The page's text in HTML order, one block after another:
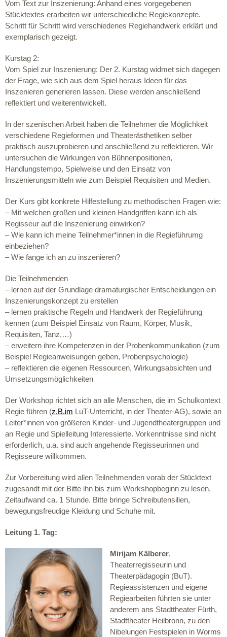
Vom Text zur Inszenierung: Anhand eines vorgegebenen
Stücktextes erarbeiten wir unterschiedliche Regiekonzepte.
Schritt für Schritt wird verschiedenes Regiehandwerk erklärt und
exemplarisch gezeigt.
Kurstag 2:
Vom Spiel zur Inszenierung: Der 2. Kurstag widmet sich dagegen
der Frage, wie sich aus dem Spiel heraus Ideen für das
Inszenieren generieren lassen. Diese werden anschließend
reflektiert und weiterentwickelt.
In der szenischen Arbeit haben die Teilnehmer die Möglichkeit
verschiedene Regieformen und Theaterästhetiken selber
praktisch auszuprobieren und anschließend zu reflektieren. Wir
untersuchen die Wirkungen von Bühnenpositionen,
Handlungstempo, Spielweise und den Einsatz von
Inszenierungsmitteln wie zum Beispiel Requisiten und Medien.
Der Kurs gibt konkrete Hilfestellung zu methodischen Fragen wie:
– Mit welchen großen und kleinen Handgriffen kann ich als
Regisseur auf die Inszenierung einwirken?
– Wie kann ich meine Teilnehmer*innen in die Regieführumg
einbeziehen?
– Wie fange ich an zu inszenieren?
Die Teilnehmenden
– lernen auf der Grundlage dramaturgischer Entscheidungen ein
Inszenierungskonzept zu erstellen
– lernen praktische Regeln und Handwerk der Regieführung
kennen (zum Beispiel Einsatz von Raum, Körper, Musik,
Requisiten, Tanz,…)
– erweitern ihre Kompetenzen in der Probenkommunikation (zum
Beispiel Regieanweisungen geben, Probenpsychologie)
– reflektieren die eigenen Ressourcen, Wirkungsabsichten und
Umsetzungsmöglichkeiten
Der Workshop richtet sich an alle Menschen, die im Schulkontext
Regie führen (z.B.im LuT-Unterricht, in der Theater-AG), sowie an
Leiter*innen von größeren Kinder- und Jugendtheatergruppen und
an Regie und Spielleitung Interessierte. Vorkenntnisse sind nicht
erforderlich, u.a. sind auch angehende Regisseurinnen und
Regisseure willkommen.
Zur Vorbereitung wird allen Teilnehmenden vorab der Stücktext
zugesandt mit der Bitte ihn bis zum Workshopbeginn zu lesen,
Zeitaufwand ca. 1 Stunde. Bitte bringe Schreibutensilien,
bewegungsfreudige Kleidung und Schuhe mit.
Leitung 1. Tag:
Mirijam Kälberer,
Theaterregisseurin und
Theaterpädagogin (BuT).
Regieassistenzen und eigene
Regiearbeiten führten sie unter
anderem ans Stadttheater Fürth,
Stadttheater Heilbronn, zu den
Nibelungen Festspielen in Worms